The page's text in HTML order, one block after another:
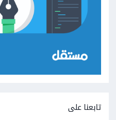
تابعنا على